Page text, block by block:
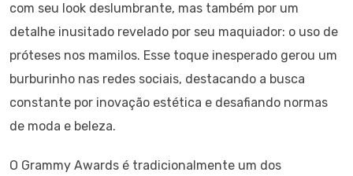
com seu look deslumbrante, mas também por um
detalhe inusitado revelado por seu maquiador: o uso de
próteses nos mamilos. Esse toque inesperado gerou um
burburinho nas redes sociais, destacando a busca
constante por inovação estética e desafiando normas
de moda e beleza.
O Grammy Awards é tradicionalmente um dos